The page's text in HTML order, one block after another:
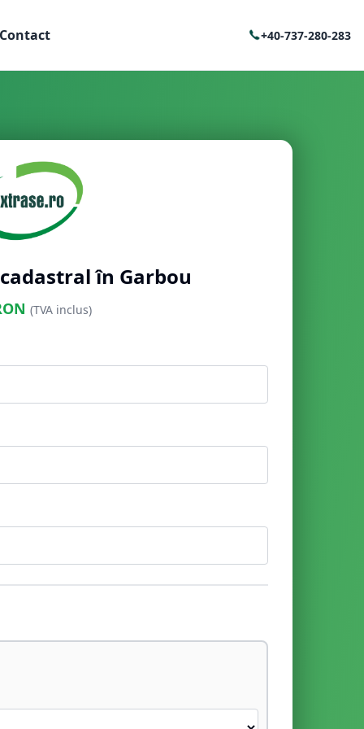
Contact +40-737-280-283
în Garbou
(TVA inclus)